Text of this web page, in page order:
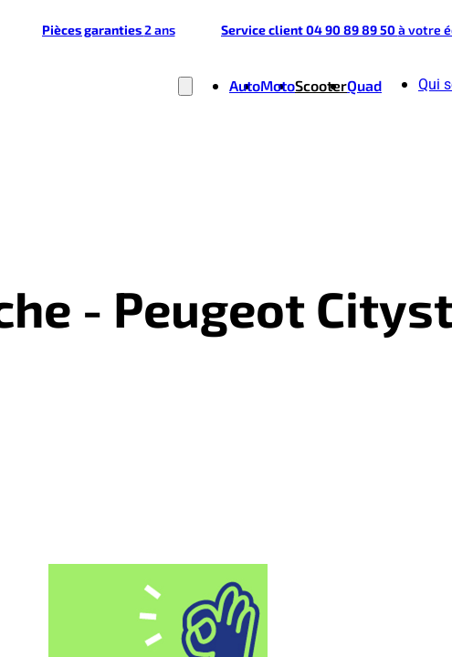
Pièces garanties2 ans Service client 04 90 89 89 50à votre
AutoMotoScooterQuad Qui
- Peugeot